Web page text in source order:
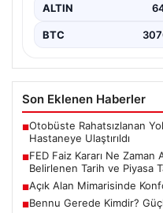
ALTIN
BTC
Son Eklenen Haberler
■Otobüste Rahatsızlanan
Hastaneye Ulaştırıldı
■FED Faiz Kararı Ne Zaman
Belirlenen Tarih ve Piyasa
■Açık Alan Mimarisinde
■Bennu Gerede Kimdir?